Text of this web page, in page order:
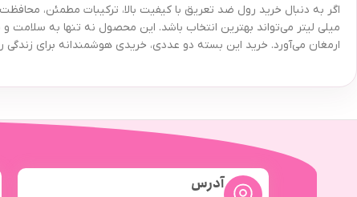
میلی لیتر می‌تواند بهترین انتخاب باشد. این محصول نه تنها به سلامت
ارمغان می‌آورد. خرید این بسته دو عددی، خریدی هوشمندانه برای
آدرس